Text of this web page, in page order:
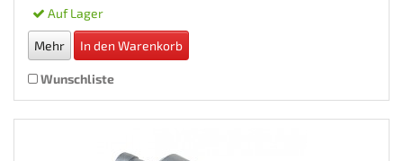
Auf Lager
Mehr In den Warenkorb
Wunschliste